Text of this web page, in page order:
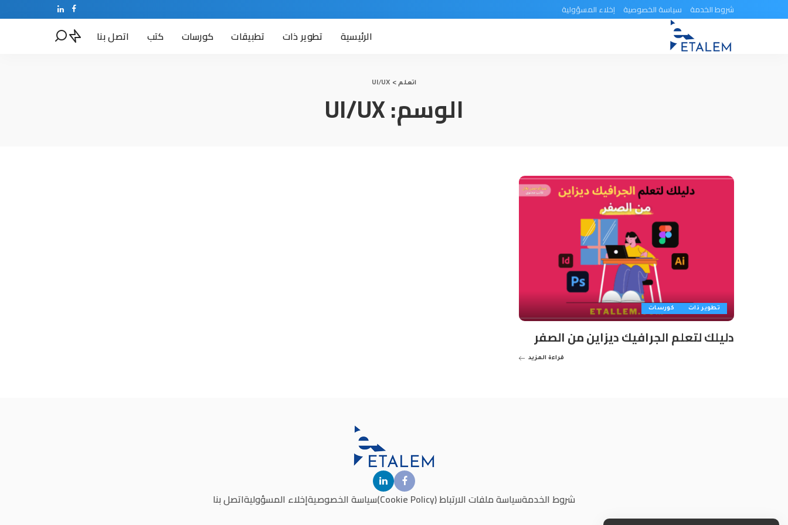
شروط الخدمة سياسة الخصوصية إخلاء المسؤولية
الرئيسية تطوير ذات تطبيقات كورسات كتب اتصل بنا
اتعلم>
UI/UX
الوسم:UI/UX
تطوير ذات كورسات
دليلك لتعلم الجرافيك ديزاين من الصفر
قراءة المزيد
شروط الخدمةسياسة ملفات الارتباط (Cookie Policy) سياسة الخصوصيةإخلاء المسؤوليةاتصل بنا